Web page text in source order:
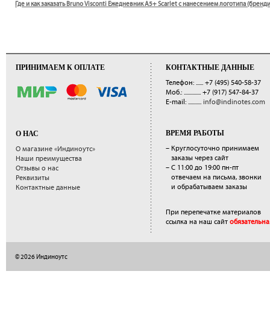
Где и как заказать Bruno Visconti Ежедневник А5+ Scarlet с нанесением логотипа
ПРИНИМАЕМ К ОПЛАТЕ
О НАС
О магазине «Индиноутс»
Наши преимущества
Отзывы о нас
Реквизиты
Контактные данные
КОНТАКТНЫЕ ДАННЫЕ
Телефон: ...... +7 (495) 540-58-37
Моб.: .............. +7 (917) 547-84-37
E-mail: ........... info@indinotes.com
ВРЕМЯ РАБОТЫ
– Круглосуточно принимаем
заказы через сайт
– С 11:00 до 19:00 пн-пт
отвечаем на письма, звонки
и обрабатываем заказы
При перепечатке материалов
ссылка на наш сайт обязательна.
© 2026 Индиноутс